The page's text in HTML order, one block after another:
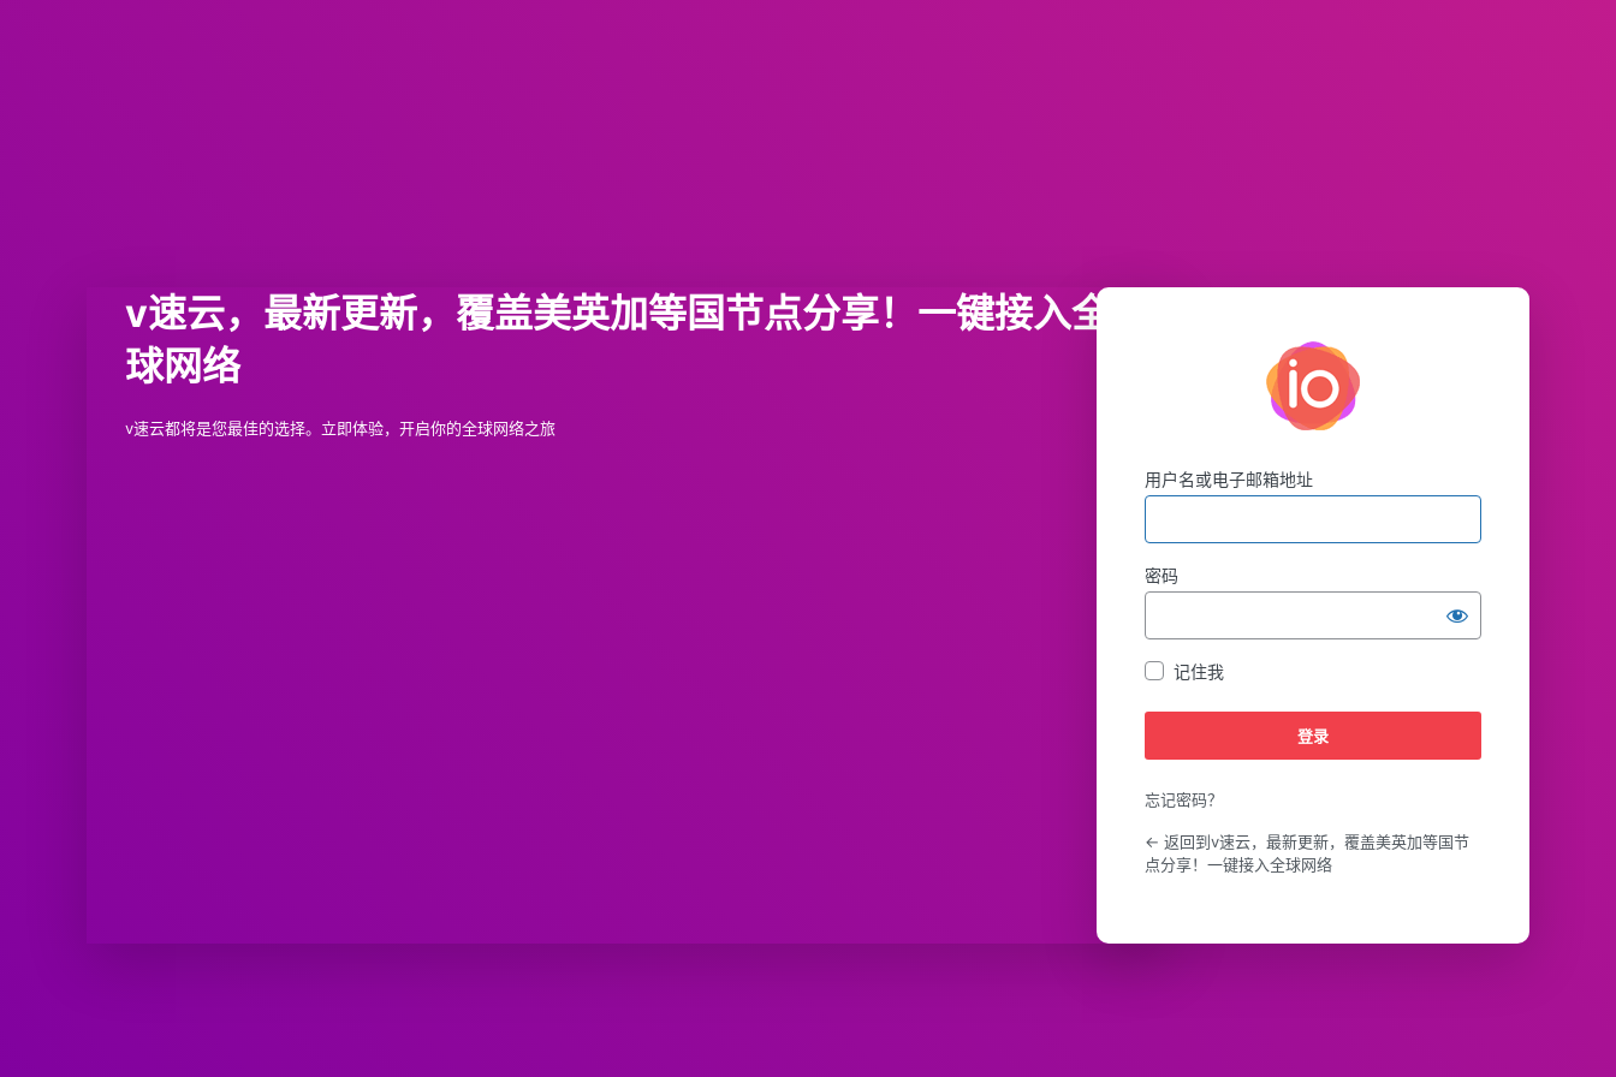
v速云，最新更新，覆盖美英加等国节点分享！一键接入全
球网络
v速云都将是您最佳的选择。立即体验，开启你的全球网络之旅
用户名或电子邮箱地址
密码
记住我
忘记密码？
← 返回到v速云，最新更新，覆盖美英加等国节
点分享！一键接入全球网络